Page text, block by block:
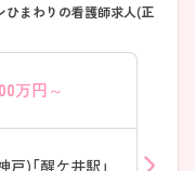
ひまわりの看護師求人(正
万円～
)「醒ケ井駅」